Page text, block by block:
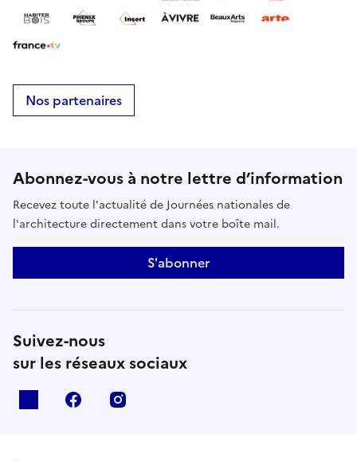
Nos partenaires
Abonnez-vous à notre lettre d’information
Recevez toute l'actualité de Journées nationales de
l'architecture directement dans votre boîte mail.
S'abonner
Suivez-nous
sur les réseaux sociaux
facebook